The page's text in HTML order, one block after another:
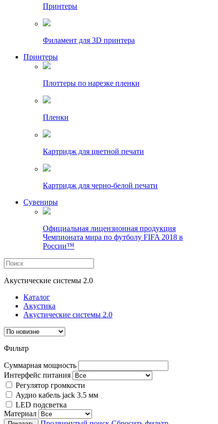
Принтеры
Филамент для 3D принтера
Принтеры
Плоттеры по нарезке пленки
Пленки
Картридж для цветной печати
Картридж для черно-белой печати
Сувениры
Официальная лицензионная продукция
Чемпионата мира по футболу FIFA 2018 в
России™
Акустические системы 2.0
Каталог
Акустика
Акустические системы 2.0
Фильтр
Суммарная мощность
Интерфейс питания
Регулятор громкости
Аудио кабель jack 3.5 мм
LED подсветка
Материал